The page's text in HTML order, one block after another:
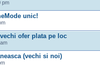
pm
unic!
ofer plata pe loc
(vechi si noi)